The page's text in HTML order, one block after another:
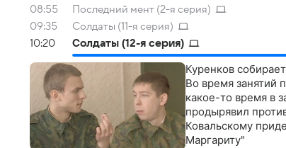
08:55
Последний мент (2-я серия)
09:35
Солдаты (11-я серия)
10:20
Солдаты (12-я серия)
Куренков
Во время занятий
какое-то время в
продырявил
Ковальскому
Маргариту"